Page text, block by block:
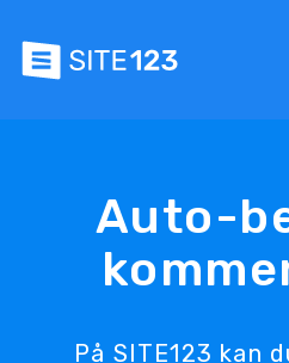
Auto-
På SITE123 kan